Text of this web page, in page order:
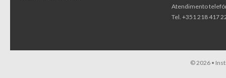
Atendimento
Tel. +351 218 417
© 2026 •